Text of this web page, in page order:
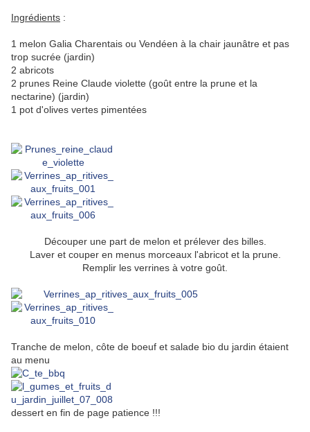
Ingrédients :
1 melon Galia Charentais ou Vendéen à la chair jaunâtre et pas
trop sucrée (jardin)
2 abricots
2 prunes Reine Claude violette (goût entre la prune et la
nectarine) (jardin)
1 pot d'olives vertes pimentées
Découper une part de melon et prélever des billes.
Laver et couper en menus morceaux l'abricot et la prune.
Remplir les verrines à votre goût.
Tranche de melon, côte de boeuf et salade bio du jardin étaient
au menu
dessert en fin de page patience !!!